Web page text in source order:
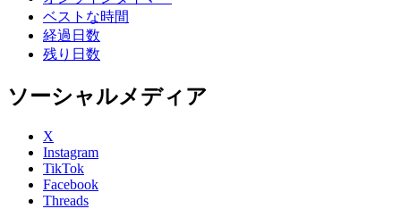
ベストな時間
経過日数
残り日数
ソーシャルメディア
X
Instagram
TikTok
Facebook
Threads